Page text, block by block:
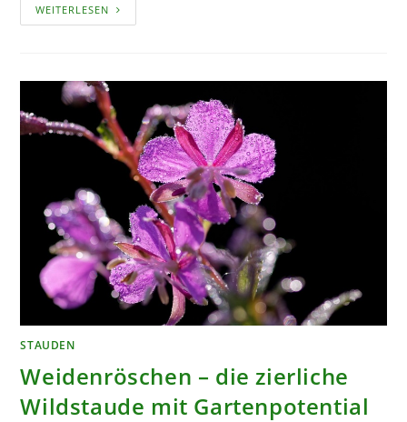
WEITERLESEN DIE
WICHTIGSTEN
GEGEN
SIE
TUN
LÄSST
STAUDEN
Weidenröschen – die zierliche
Wildstaude mit Gartenpotential